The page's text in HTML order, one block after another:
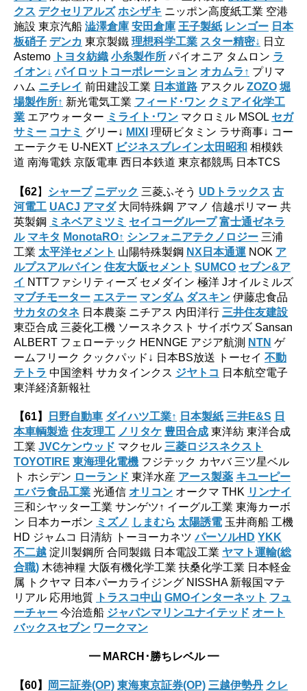
クス デクセリアルズ ホシザキ ニッポン高度紙工業 空港
施設 東京汽船 澁澤倉庫 安田倉庫 王子製紙 レンゴー 日本
板硝子 デンカ 東京製鐵 理想科学工業 スター精密↓ 日立
Astemo
トヨタ紡織 小糸製作所 パイオニア タムロン ラ
イオン↓ パイロットコーポレーション オカムラ↑ プリマ
ハム ニチレイ 前田建設工業 日本道路 アスクル ZOZO 堀
場製作所↑ 新光電気工業 フィード･ワン クミアイ化学工
業 エアウォーター ミライト･ワン マクロミル MSOL セガ
サミー コナミ グリー↓ MIXI 理研ビタミン ラサ商事↓ コー
エーテクモ U-NEXT ビジネスブレイン太田昭和 相模鉄
道 南海電鉄 京阪電車 西日本鉄道 東京都競馬 日本TCS
【62】 シャープ ニデック 三菱ふそう UDトラックス 古
河電工 UACJ アマダ大同特殊鋼 アマノ 信越ポリマー 共
英製鋼 ミネベアミツミ セイコーグループ 富士通ゼネラ
ル マキタ MonotaRO↑ シンフォニアテクノロジー 三浦
工業 太平洋セメント 山陽特殊製鋼 NX日本通運 NOK ア
ルプスアルパイン 住友大阪セメント SUMCO セブン&ア
イ NTTファシリティーズ セメダイン 極洋 Jオイルミルズ
マブチモーター エステー マンダム ダスキン 伊藤忠食品
サカタのタネ 日本農薬 ニチアス 内田洋行 三井住友建設
東亞合成 三菱化工機 ソースネクスト サイボウズ Sansan
ALBERT フェローテック HENNGE アジア航測 NTN ゲ
ームフリーク クックパッド↓ 日本BS放送 トーセイ 不動
テトラ 中国塗料 サカタインクス ジヤトコ 日本航空電子
東洋経済新報社
【61】 日野自動車 ダイハツ工業↑ 日本製紙 三井E&S 日
本車輌製造 住友理工 ノリタケ 豊田合成 東洋紡 東洋合成
工業 JVCケンウッド マクセル 三菱ロジスネクスト
TOYOTIRE 東海理化電機 フジテック カヤバ 三ツ星ベル
ト ホシデン ローランド 東洋水産 アース製薬 キユーピー
エバラ食品工業 光通信 オリコン オークマ THK リンナイ
三和シヤッター工業 サンゲツ↑ イーグル工業 東海カーボ
ン 日本カーボン ミズノ しまむら 太陽誘電玉井商船 工機
HD ジャムコ 日清紡 トーヨーカネツパーソルHD YKK
不二越 淀川製鋼所 合同製鐵 日本電設工業 ヤマト運輸(総
合職) 木徳神糧 大阪有機化学工業 扶桑化学工業 日本軽金
属 トクヤマ 日本パーカライジング NISSHA 新報国マテ
リアル 応用地質 トラスコ中山 GMOインターネット フュ
ーチャー 今治造船 ジャパンマリンユナイテッド オート
バックスセブン ワークマン
━ MARCH･勝ちレベル ━
【60】 岡三証券(OP) 東海東京証券(OP) 三越伊勢丹 クレ